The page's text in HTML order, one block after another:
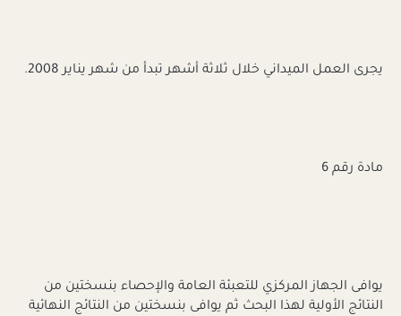
يجرى العمل الميداني خلال ثلاثة أشهر تبدأ من شهر يناير 2008.
مادة رقم 6
يوافى الجهاز المركزي للتعبئة العامة والإحصاء بنسختين من
النتائج الأولية لهذا البحث ثم يوافى بنسختين من النتائج النهائية